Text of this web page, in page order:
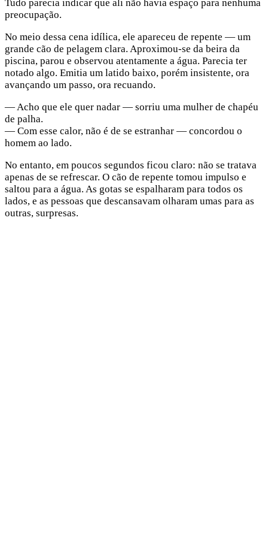
Tudo parecia indicar que ali não havia espaço para nenhuma
preocupação.
No meio dessa cena idílica, ele apareceu de repente — um
grande cão de pelagem clara. Aproximou-se da beira da
piscina, parou e observou atentamente a água. Parecia ter
notado algo. Emitia um latido baixo, porém insistente, ora
avançando um passo, ora recuando.
— Acho que ele quer nadar — sorriu uma mulher de chapéu
de palha.
— Com esse calor, não é de se estranhar — concordou o
homem ao lado.
No entanto, em poucos segundos ficou claro: não se tratava
apenas de se refrescar. O cão de repente tomou impulso e
saltou para a água. As gotas se espalharam para todos os
lados, e as pessoas que descansavam olharam umas para as
outras, surpresas.